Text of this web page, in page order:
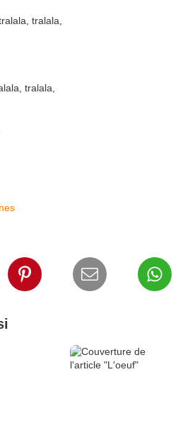
tralala,
tralala,